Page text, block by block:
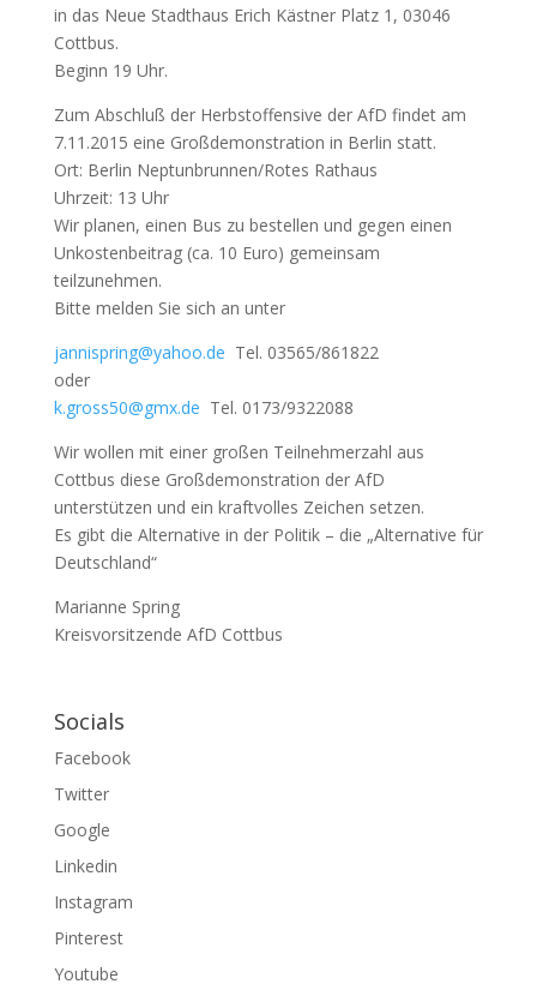
in das Neue Stadthaus Erich Kästner Platz 1, 03046
Cottbus.
Beginn 19 Uhr.
Zum Abschluß der Herbstoffensive der AfD findet am
7.11.2015 eine Großdemonstration in Berlin statt.
Ort: Berlin Neptunbrunnen/Rotes Rathaus
Uhrzeit: 13 Uhr
Wir planen, einen Bus zu bestellen und gegen einen
Unkostenbeitrag (ca. 10 Euro) gemeinsam
teilzunehmen.
Bitte melden Sie sich an unter
jannispring@yahoo.de Tel. 03565/861822
oder
k.gross50@gmx.de Tel. 0173/9322088
Wir wollen mit einer großen Teilnehmerzahl aus
Cottbus diese Großdemonstration der AfD
unterstützen und ein kraftvolles Zeichen setzen.
Es gibt die Alternative in der Politik – die „Alternative für
Deutschland“
Marianne Spring
Kreisvorsitzende AfD Cottbus
Socials
Facebook
Twitter
Google
Linkedin
Instagram
Pinterest
Youtube